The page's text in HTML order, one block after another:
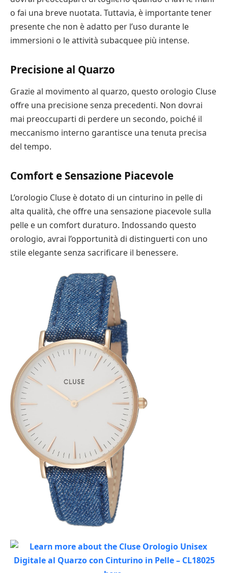
o fai una breve nuotata. Tuttavia, è importante tener
presente che non è adatto per l’uso durante le
immersioni o le attività subacquee più intense.
Precisione al Quarzo
Grazie al movimento al quarzo, questo orologio Cluse
offre una precisione senza precedenti. Non dovrai
mai preoccuparti di perdere un secondo, poiché il
meccanismo interno garantisce una tenuta precisa
del tempo.
Comfort e Sensazione Piacevole
L’orologio Cluse è dotato di un cinturino in pelle di
alta qualità, che offre una sensazione piacevole sulla
pelle e un comfort duraturo. Indossando questo
orologio, avrai l’opportunità di distinguerti con uno
stile elegante senza sacrificare il benessere.